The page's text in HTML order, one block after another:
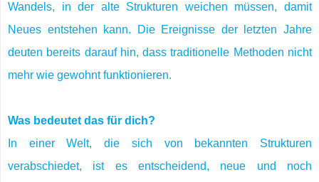
Wandels, in der alte Strukturen weichen müssen, damit
Neues entstehen kann. Die Ereignisse der letzten Jahre
deuten bereits darauf hin, dass traditionelle Methoden nicht
mehr wie gewohnt funktionieren.
Was bedeutet das für dich?
In einer Welt, die sich von bekannten Strukturen
verabschiedet, ist es entscheidend, neue und noch